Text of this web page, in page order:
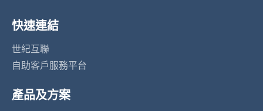
快速連結
世紀互聯
自助客戶服務平台
產品及方案